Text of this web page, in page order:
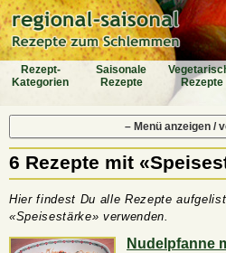
Rezept-
Katego­rien
Saiso­nale
Rezepte
Rezepte
– Menü anzeigen /
6 Rezepte mit
Hier findest Du alle Rezepte
«Speisestärke» verwenden.
Nudelpfanne